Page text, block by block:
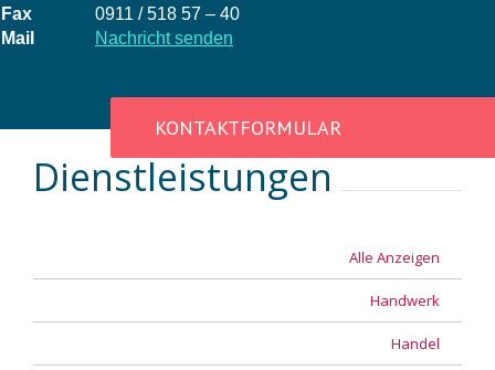
Fax
0911 / 518 57 – 40
Mail
Nachricht senden
KONTAKTFORMULAR
Dienstleistungen
Alle Anzeigen
Handwerk
Handel